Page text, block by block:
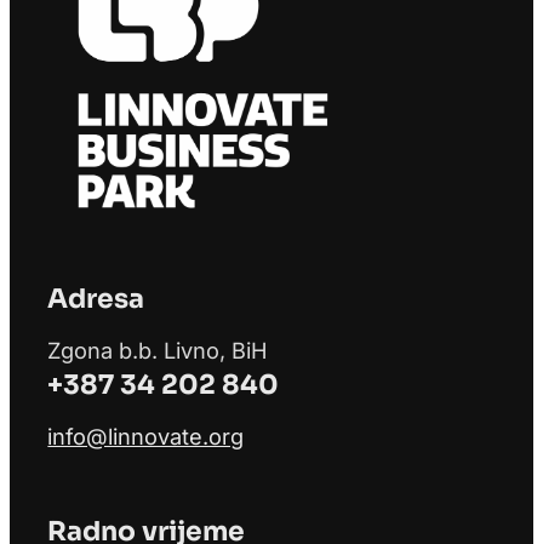
Adresa
Zgona b.b. Livno, BiH
+387 34 202 840
info@linnovate.org
Radno vrijeme